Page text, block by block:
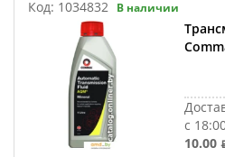
Код: 1034832 В наличии
с
10.00